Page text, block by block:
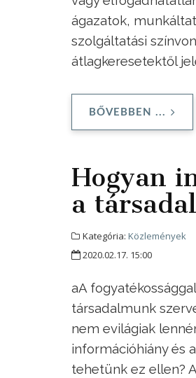
ágazatok,
szolgáltatási
átlagkeresetektől
BŐVEBBEN ...
Hogyan
a
Kategória: Közlemények
2020.02.17. 15:00
aA
társadalmunk
nem evilágiak
információhiány és
tehetünk ez ellen?